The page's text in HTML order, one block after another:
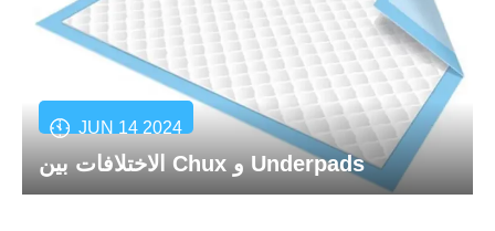
JUN 14 2024
الاختلافات بين Chux و Underpads